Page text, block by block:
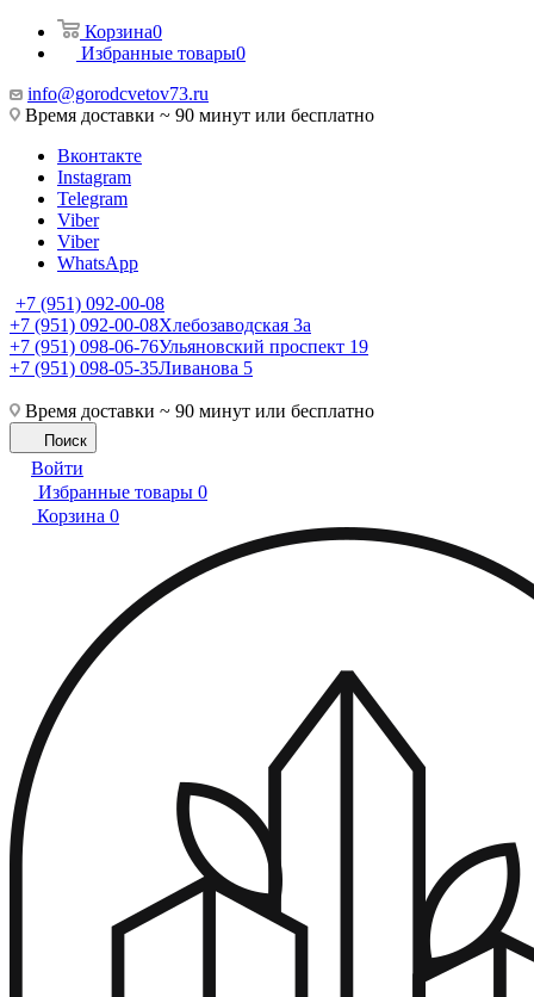
Корзина0
Избранные товары0
info@gorodcvetov73.ru
Время доставки ~ 90 минут или бесплатно
Вконтакте
Instagram
Telegram
Viber
Viber
WhatsApp
+7 (951) 092-00-08
+7 (951) 092-00-08Хлебозаводская 3а
+7 (951) 098-06-76Ульяновский проспект 19
+7 (951) 098-05-35Ливанова 5
Время доставки ~ 90 минут или бесплатно
Поиск
Войти
Избранные товары 0
Корзина 0